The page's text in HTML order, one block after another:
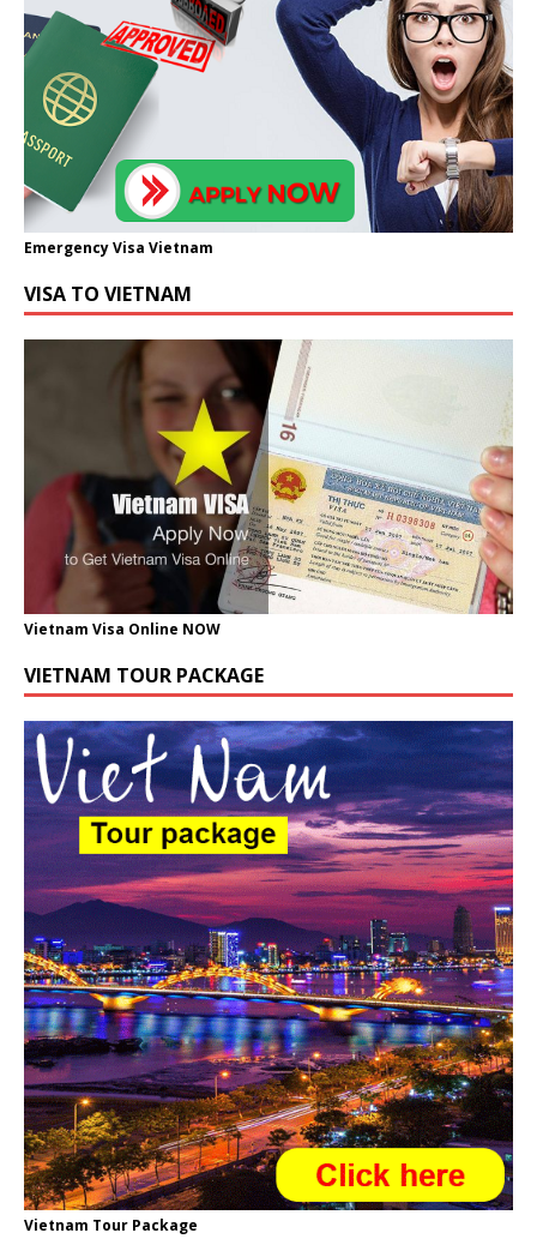
Emergency Visa Vietnam
VISA TO VIETNAM
Vietnam Visa Online NOW
VIETNAM TOUR PACKAGE
Vietnam Tour Package